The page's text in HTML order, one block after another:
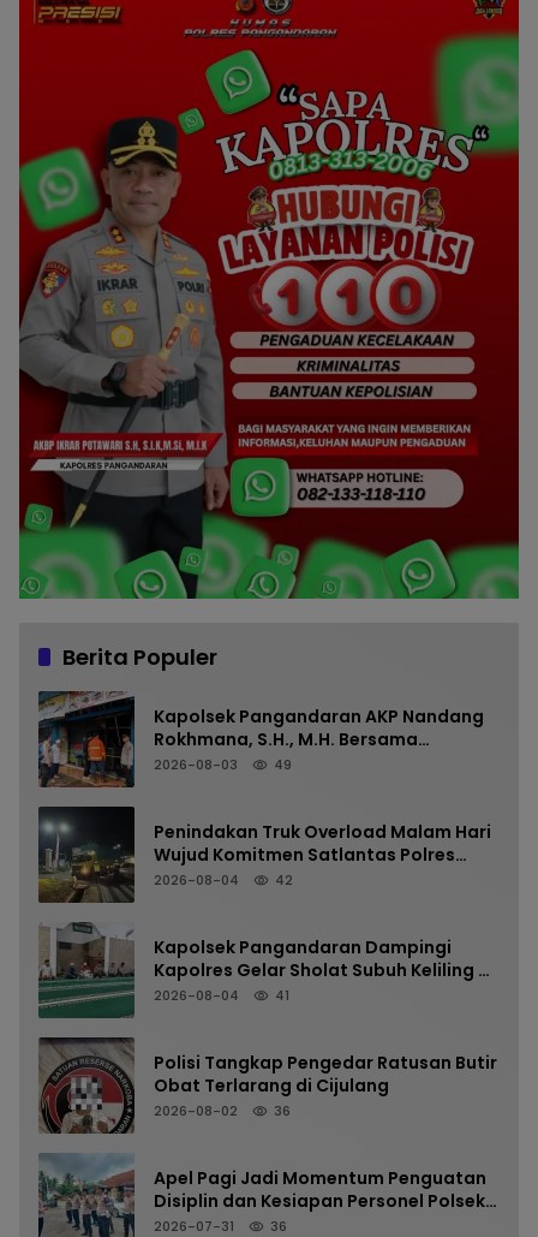
Berita Populer
Kapolsek Pangandaran AKP Nandang
Rokhmana, S.H., M.H. Bersama
Anggota Cek TKP Kebakaran Ruko
2026-08-03 49
Penindakan Truk Overload Malam Hari
Wujud Komitmen Satlantas Polres
Pangandaran Menjaga Keselamatan
2026-08-04 42
Kapolsek Pangandaran Dampingi
Kapolres Gelar Sholat Subuh Keliling di
Masjid Jami Al-Furqon, Pererat
2026-08-04 41
Polisi Tangkap Pengedar Ratusan Butir
Obat Terlarang di Cijulang
2026-08-02 36
Apel Pagi Jadi Momentum Penguatan
Disiplin dan Kesiapan Personel Polsek
Kalipucang
2026-07-31 36